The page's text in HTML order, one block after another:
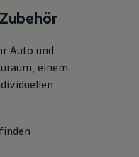
Auto und
einem